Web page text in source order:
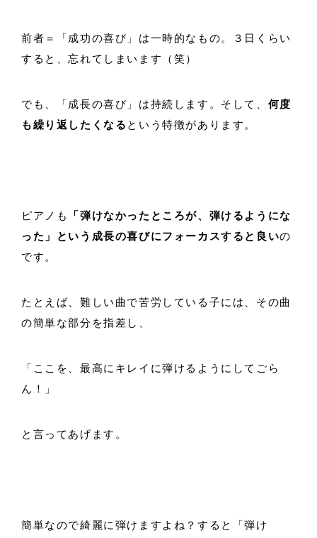
前者＝「成功の喜び」は一時的なもの。３日くらい
すると、忘れてしまいます（笑）
でも、「成長の喜び」は持続します。そして、 何度
も繰り返したくなる という特徴があります。
ピアノも
「弾けなかったところが、弾けるようにな
った」という成長の喜びにフォーカスすると良いの
です。
たとえば、難しい曲で苦労している子には、その曲
の簡単な部分を指差し、
「ここを、最高にキレイに弾けるようにしてごら
ん！」
と言ってあげます。
簡単なので綺麗に弾けますよね？すると「弾け